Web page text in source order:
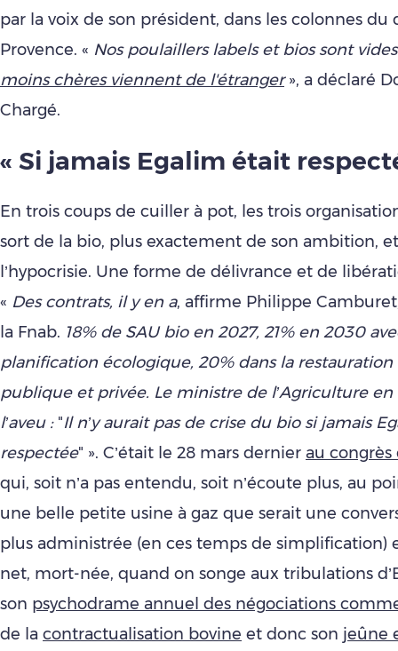
par la voix de son président, dans les colonnes du
Provence. « Nos poulaillers labels et bios sont
moins chères viennent de l'étranger», a déclaré
Chargé.
« Si jamais Egalim était
En trois coups de cuiller à pot, les trois
sort de la bio, plus exactement de son ambition,
l’hypocrisie. Une forme de délivrance et de
« Des contrats, il y en a, affirme Philippe
la Fnab. 18% de SAU bio en 2027, 21% en 2030
planification écologique, 20% dans la
publique et privée. Le ministre de l’Agriculture
l’aveu : "Il n’y aurait pas de crise du bio si jamais
respectée" ». C’était le 28 mars dernier au congrès
qui, soit n’a pas entendu, soit n’écoute plus, au
une belle petite usine à gaz que serait une
plus administrée (en ces temps de simplification)
net, mort-née, quand on songe aux tribulations
son psychodrame annuel des négociations
de la contractualisation bovine et donc son jeûne